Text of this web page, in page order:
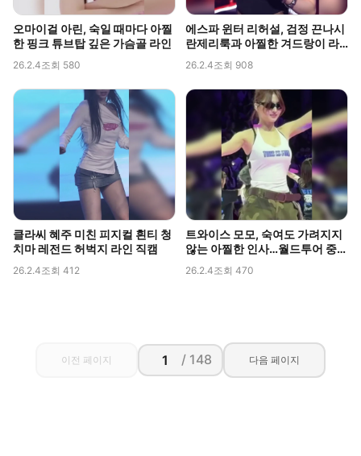
오마이걸 아린, 숙일 때마다 아찔
한 핑크 튜브탑 깊은 가슴골 라인
26.2.4조회 580
에스파 윈터 리허설, 검정 끈나시
란제리룩과 아찔한 겨드랑이 라
26.2.4조회 908
클라씨 혜주 미친 피지컬 흰티 청
치마 레전드 허벅지 라인 직캠
26.2.4조회 412
트와이스 모모, 숙여도 가려지지
않는 아찔한 인사…월드투어 중
26.2.4조회 470
이전 페이지 / 148 다음 페이지